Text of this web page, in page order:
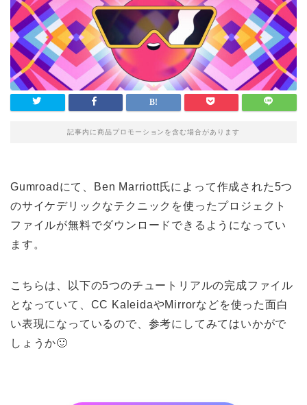
記事内に商品プロモーションを含む場合があります
Gumroadにて、Ben Marriott氏によって作成された5つ
のサイケデリックなテクニックを使ったプロジェクト
ファイルが無料でダウンロードできるようになってい
ます。
こちらは、以下の5つのチュートリアルの完成ファイル
となっていて、CC KaleidaやMirrorなどを使った面白
い表現になっているので、参考にしてみてはいかがで
しょうか🙂